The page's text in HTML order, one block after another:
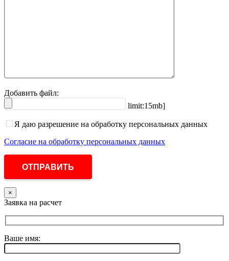
Добавить файл:
limit:15mb]
Я даю разрешение на обработку персональных данных
Согласие на обработку персональных данных
×
Заявка на расчет
Ваше имя: